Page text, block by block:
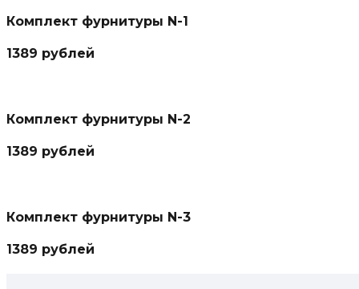
Комплект фурнитуры N-1
1389 рублей
Комплект фурнитуры N-2
1389 рублей
Комплект фурнитуры N-3
1389 рублей